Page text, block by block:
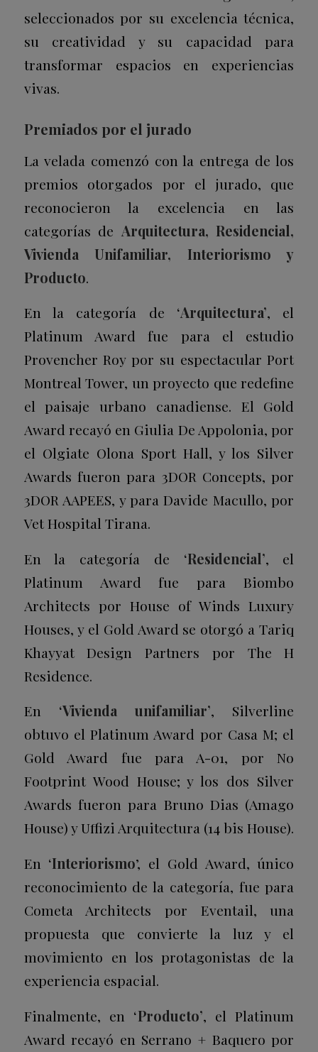
seleccionados por su excelencia técnica,
su creatividad y su capacidad para
transformar espacios en experiencias
vivas.
Premiados por el jurado
La velada comenzó con la entrega de los
premios otorgados por el jurado, que
reconocieron la excelencia en las
categorías de Arquitectura, Residencial,
Vivienda Unifamiliar, Interiorismo y
Producto.
En la categoría de ‘Arquitectura’, el
Platinum Award fue para el estudio
Provencher Roy por su espectacularPort
Montreal Tower, un proyecto que redefine
el paisaje urbano canadiense. El Gold
Award recayó en Giulia De Appolonia, por
el Olgiate Olona Sport Hall, y los Silver
Awards fueron para 3DOR Concepts, por
3DOR AAPEES, y para Davide Macullo, por
Vet Hospital Tirana.
En la categoría de ‘Residencial’, el
Platinum Award fue para Biombo
Architects por House of Winds Luxury
Houses, y el Gold Award se otorgó a Tariq
Khayyat Design Partners por The H
Residence.
En ‘Vivienda unifamiliar’, Silverline
obtuvo elPlatinum Award por Casa M; el
Gold Award fue para A-01, porNo
Footprint Wood House; y los dos Silver
Awards fueron para Bruno Dias (Amago
House) y Uffizi Arquitectura (14 bis House).
En ‘Interiorismo’, el Gold Award, único
reconocimiento de la categoría, fue para
Cometa Architects por Eventail, una
propuesta que convierte la luz y el
movimiento en los protagonistas de la
experiencia espacial.
Finalmente, en ‘Producto’, elPlatinum
Award recayó en Serrano + Baquero por